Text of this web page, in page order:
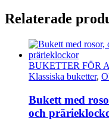
Relaterade
BUKETTER FÖR
Klassiska buketter,
Bukett med
och